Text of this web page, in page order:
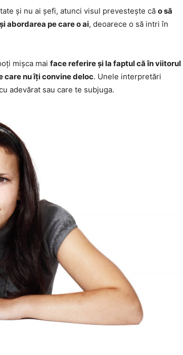
și nu ai șefi, atunci visul prevestește că o să
abordarea pe care o ai, deoarece o să intri în
mișca mai face referire și la faptul că în viitorul
care nu îți convine deloc. Unele interpretări
adevărat sau care te subjuga.